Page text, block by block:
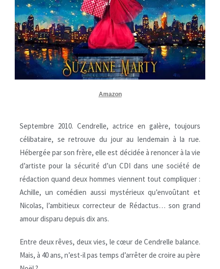
Amazon
Septembre 2010. Cendrelle, actrice en galère, toujours
célibataire, se retrouve du jour au lendemain à la rue.
Hébergée par son frère, elle est décidée à renoncer à la vie
d’artiste pour la sécurité d’un CDI dans une société de
rédaction quand deux hommes viennent tout compliquer :
Achille, un comédien aussi mystérieux qu’envoûtant et
Nicolas, l’ambitieux correcteur de Rédactus… son grand
amour disparu depuis dix ans.
Entre deux rêves, deux vies, le cœur de Cendrelle balance.
Mais, à 40 ans, n’est-il pas temps d’arrêter de croire au père